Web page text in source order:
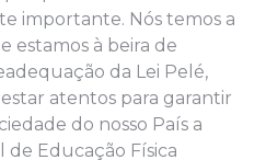
importante. Nós temos a
estamos à beira de
da Lei Pelé,
atentos para garantir
do nosso País a
de Educação Física